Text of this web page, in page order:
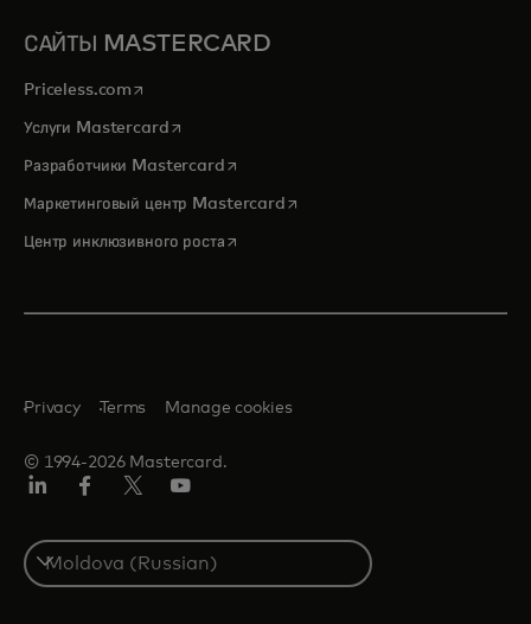
САЙТЫ MASTERCARD
Priceless.com opens in a new tab
Услуги Mastercardopens in a new tab
Разработчики Mastercardopens in a new tab
Маркетинговый центр Mastercardopens in a new tab
Центр инклюзивного ростаopens in a new tab
© 1994-2026 Mastercard.
Privacy Terms Manage cookies
Select
a
country